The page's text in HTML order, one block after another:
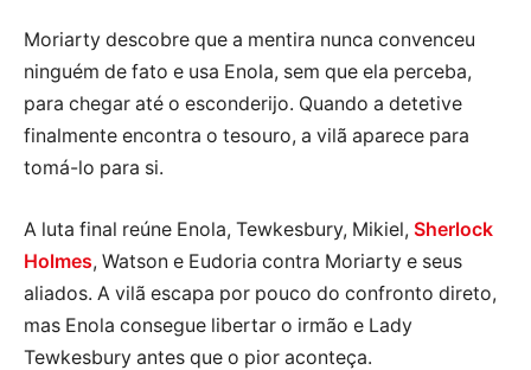
Moriarty descobre que a mentira nunca convenceu
ninguém de fato e usa Enola, sem que ela perceba,
para chegar até o esconderijo. Quando a detetive
finalmente encontra o tesouro, a vilã aparece para
tomá-lo para si.
A luta final reúne Enola, Tewkesbury, Mikiel, Sherlock
Holmes, Watson e Eudoria contra Moriarty e seus
aliados. A vilã escapa por pouco do confronto direto,
mas Enola consegue libertar o irmão e Lady
Tewkesbury antes que o pior aconteça.